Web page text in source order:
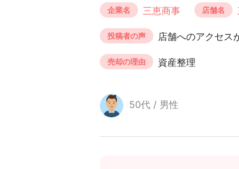
企業名 三恵商事 店舗名
投稿者の声 店舗へのアクセス
売却の理由 資産整理
50代 / 男性